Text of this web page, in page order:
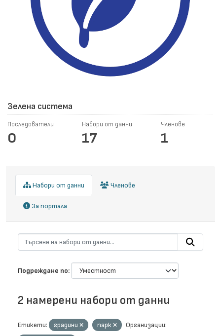
Зелена система
Последователи
0
Набори от данни
17
Членове
1
Набори от данни Членове
За портала
Подреждане по
2 намерени набори от данни
Етикети: градини парк
Организации: